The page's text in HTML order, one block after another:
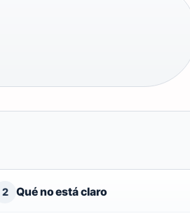
2 Qué no está claro